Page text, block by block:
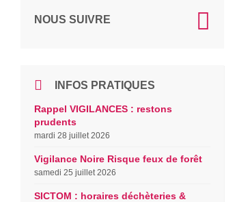
NOUS SUIVRE
INFOS PRATIQUES
Rappel VIGILANCES : restons
prudents
mardi 28 juillet 2026
Vigilance Noire Risque feux de forêt
samedi 25 juillet 2026
SICTOM : horaires déchèteries &